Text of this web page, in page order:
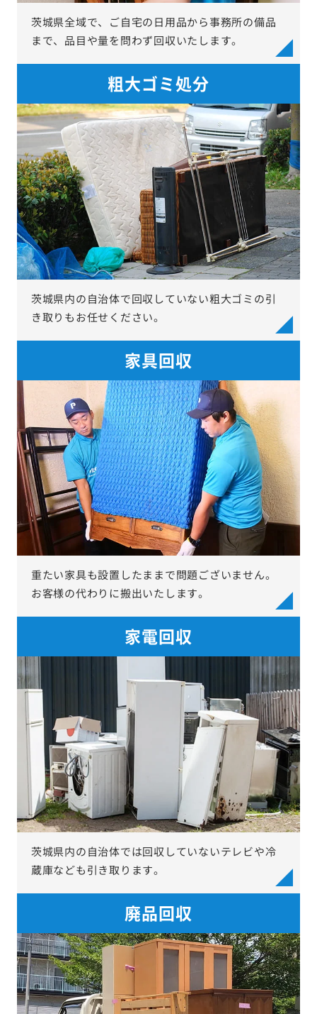
茨城県全域で、ご自宅の日用品から事務所の備品
まで、品目や量を問わず回収いたします。
粗大ゴミ処分
茨城県内の自治体で回収していない粗大ゴミの引
き取りもお任せください。
家具回収
重たい家具も設置したままで問題ございません。
お客様の代わりに搬出いたします。
家電回収
茨城県内の自治体では回収していないテレビや冷
蔵庫なども引き取ります。
廃品回収